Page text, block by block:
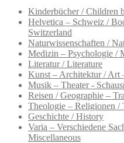
Kinderbücher / Children
Helvetica – Schweiz /
Switzerland
Naturwissenschaften /
Medizin – Psychologie /
Literatur / Literature
Kunst – Architektur / Art
Musik – Theater -
Reisen / Geographie –
Theologie – Religionen /
Geschichte / History
Varia – Verschiedene
Miscellaneous